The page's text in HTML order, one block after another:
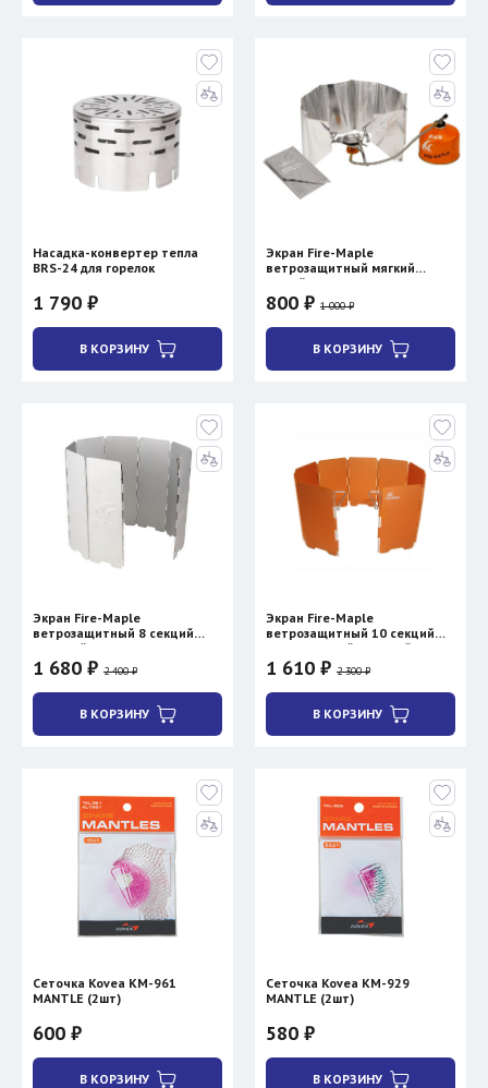
Насадка-конвертер тепла
BRS-24 для горелок
1 790 ₽
В КОРЗИНУ
Экран Fire-Maple
ветрозащитный мягкий
малый
800 ₽ 1 000 ₽
В КОРЗИНУ
Экран Fire-Maple
ветрозащитный 8 секций
цветной
1 680 ₽ 2 400 ₽
В КОРЗИНУ
Экран Fire-Maple
ветрозащитный 10 секций
алюминиевый цветной
1 610 ₽ 2 300 ₽
В КОРЗИНУ
Сеточка Kovea KM-961
MANTLE (2шт)
600 ₽
В КОРЗИНУ
Сеточка Kovea KM-929
MANTLE (2шт)
580 ₽
В КОРЗИНУ